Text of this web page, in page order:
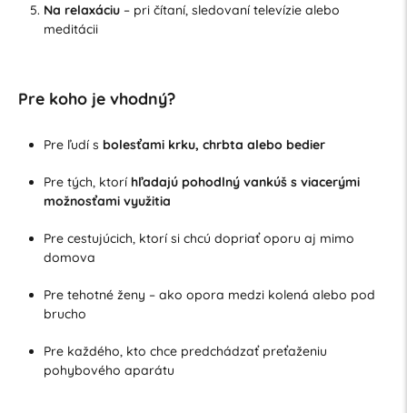
Na relaxáciu– pri čítaní, sledovaní televízie alebo
meditácii
Pre koho je vhodný?
Pre ľudí s bolesťami krku, chrbta alebo bedier
Pre tých, ktorí hľadajú pohodlný vankúš s viacerými
možnosťami využitia
Pre cestujúcich, ktorí si chcú dopriať oporu aj mimo
domova
Pre tehotné ženy – ako opora medzi kolená alebo pod
brucho
Pre každého, kto chce predchádzať preťaženiu
pohybového aparátu